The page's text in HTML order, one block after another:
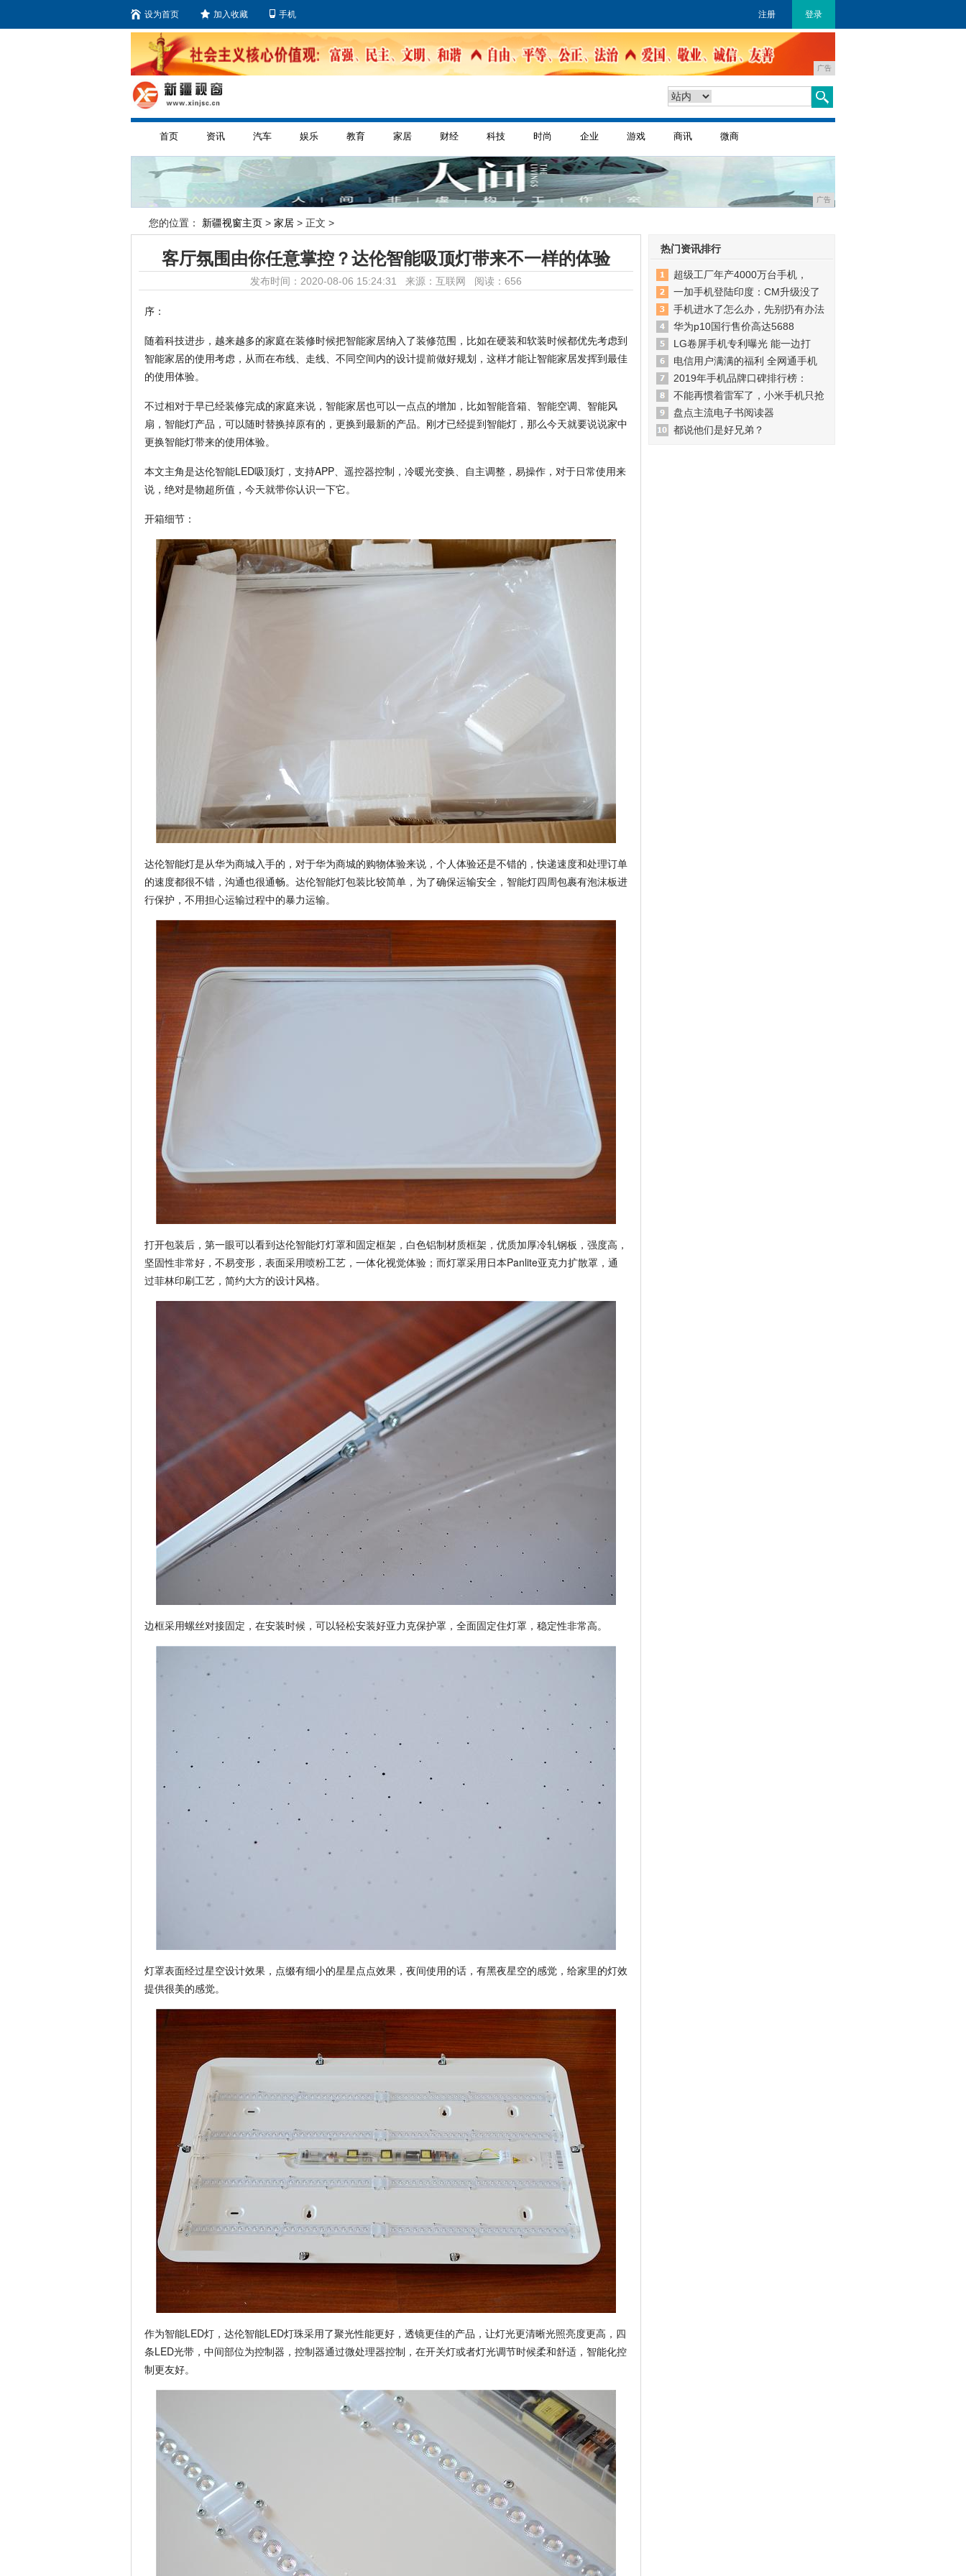
设为首页 加入收藏 手机 注册 登录
广告
首页 资讯 汽车 娱乐 教育 家居 财经 科技 时尚 企业 游戏 商讯 微商
广告
您的位置： 新疆视窗主页 > 家居 > 正文 >
客厅氛围由你任意掌控？达伦智能吸顶灯带来不一样的体验
发布时间：2020-08-06 15:24:31 来源：互联网 阅读：656
序：
随着科技进步，越来越多的家庭在装修时候把智能家居纳入了装修范围，比如在硬装和软装时候都优先考虑到
智能家居的使用考虑，从而在布线、走线、不同空间内的设计提前做好规划，这样才能让智能家居发挥到最佳
的使用体验。
不过相对于早已经装修完成的家庭来说，智能家居也可以一点点的增加，比如智能音箱、智能空调、智能风
扇，智能灯产品，可以随时替换掉原有的，更换到最新的产品。刚才已经提到智能灯，那么今天就要说说家中
更换智能灯带来的使用体验。
本文主角是达伦智能LED吸顶灯，支持APP、遥控器控制，冷暖光变换、自主调整，易操作，对于日常使用来
说，绝对是物超所值，今天就带你认识一下它。
开箱细节：
达伦智能灯是从华为商城入手的，对于华为商城的购物体验来说，个人体验还是不错的，快递速度和处理订单
的速度都很不错，沟通也很通畅。达伦智能灯包装比较简单，为了确保运输安全，智能灯四周包裹有泡沫板进
行保护，不用担心运输过程中的暴力运输。
打开包装后，第一眼可以看到达伦智能灯灯罩和固定框架，白色铝制材质框架，优质加厚冷轧钢板，强度高，
坚固性非常好，不易变形，表面采用喷粉工艺，一体化视觉体验；而灯罩采用日本Panlite亚克力扩散罩，通
过菲林印刷工艺，简约大方的设计风格。
边框采用螺丝对接固定，在安装时候，可以轻松安装好亚力克保护罩，全面固定住灯罩，稳定性非常高。
灯罩表面经过星空设计效果，点缀有细小的星星点点效果，夜间使用的话，有黑夜星空的感觉，给家里的灯效
提供很美的感觉。
作为智能LED灯，达伦智能LED灯珠采用了聚光性能更好，透镜更佳的产品，让灯光更清晰光照亮度更高，四
条LED光带，中间部位为控制器，控制器通过微处理器控制，在开关灯或者灯光调节时候柔和舒适，智能化控
制更友好。
热门资讯排行
超级工厂年产4000万台手机，
一加手机登陆印度：CM升级没了
手机进水了怎么办，先别扔有办法
华为p10国行售价高达5688
LG卷屏手机专利曝光 能一边打
电信用户满满的福利 全网通手机
2019年手机品牌口碑排行榜：
不能再惯着雷军了，小米手机只抢
盘点主流电子书阅读器
都说他们是好兄弟？